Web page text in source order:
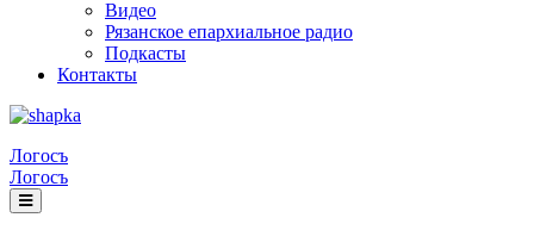
Видео
Рязанское епархиальное радио
Подкасты
Контакты
Логосъ
Логосъ